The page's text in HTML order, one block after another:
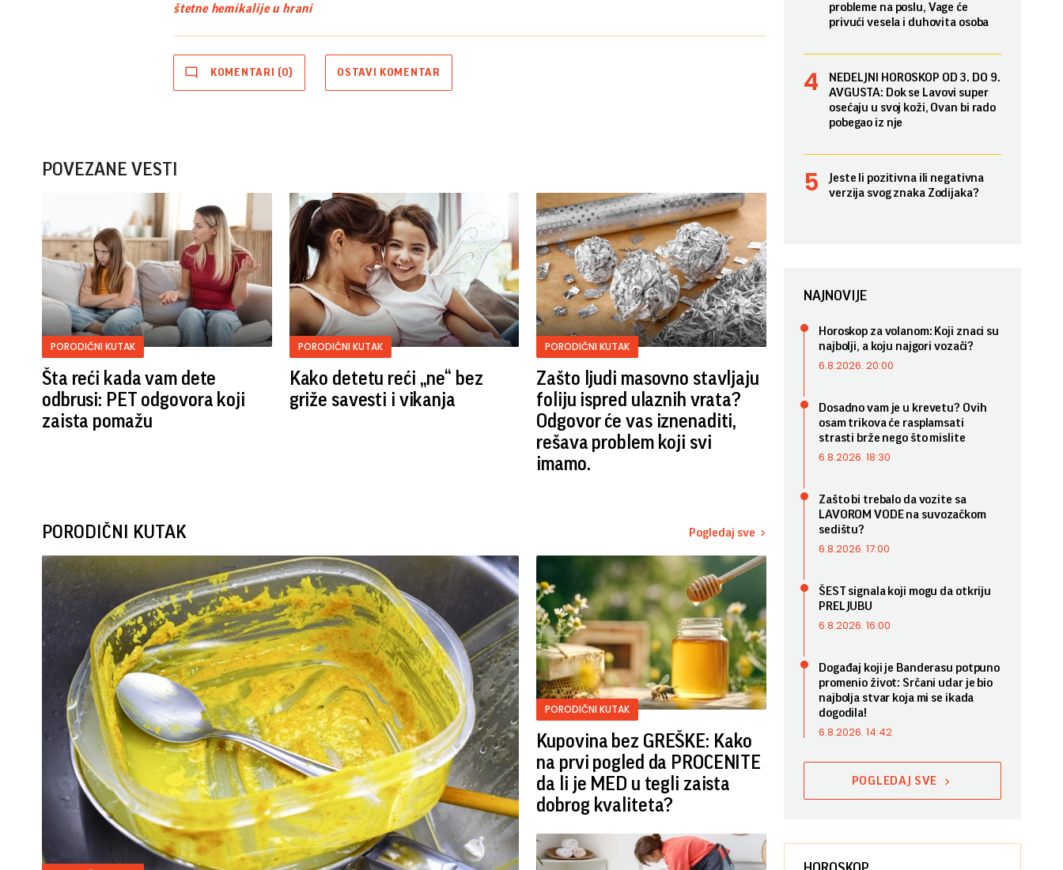
štetne hemikalije u hrani
KOMENTARI (0) OSTAVI KOMENTAR
POVEZANE VESTI
PORODIČNI KUTAK
Šta reći kada vam dete
odbrusi: PET odgovora koji
zaista pomažu
PORODIČNI KUTAK
Kako detetu reći „ne“ bez
griže savesti i vikanja
PORODIČNI KUTAK
Zašto ljudi masovno stavljaju
foliju ispred ulaznih vrata?
Odgovor će vas iznenaditi,
rešava problem koji svi
imamo.
PORODIČNI KUTAK Pogledaj sve
PORODIČNI KUTAK
Kupovina bez GREŠKE: Kako
na prvi pogled da PROCENITE
da li je MED u tegli zaista
dobrog kvaliteta?
probleme na poslu, Vage će
privući vesela i duhovita osoba
NEDELJNI HOROSKOP OD 3. DO 9.
AVGUSTA: Dok se Lavovi super
osećaju u svoj koži, Ovan bi rado
pobegao iz nje
Jeste li pozitivna ili negativna
verzija svog znaka Zodijaka?
NAJNOVIJE
Horoskop za volanom: Koji znaci su
najbolji, a koju najgori vozači?
6.8.2026. 20:00
Dosadno vam je u krevetu? Ovih
osam trikova će rasplamsati
strasti brže nego što mislite
6.8.2026. 18:30
Zašto bi trebalo da vozite sa
LAVOROM VODE na suvozačkom
sedištu?
6.8.2026. 17:00
ŠEST signala koji mogu da otkriju
PRELJUBU
6.8.2026. 16:00
Događaj koji je Banderasu potpuno
promenio život: Srčani udar je bio
najbolja stvar koja mi se ikada
dogodila!
6.8.2026. 14:42
POGLEDAJ SVE